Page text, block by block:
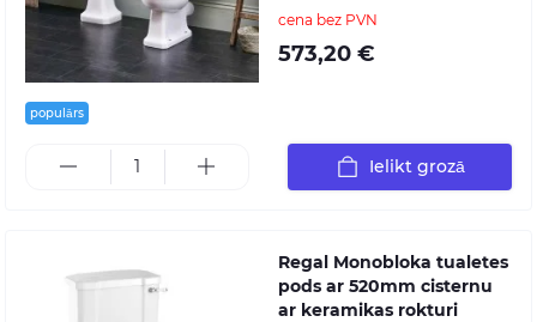
populārs
cena bez PVN
573,20 €
Ielikt grozā
Regal Monobloka tualetes
pods ar 520mm cisternu
ar keramikas rokturi